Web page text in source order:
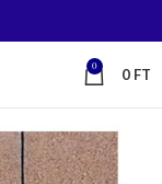
0 0 FT